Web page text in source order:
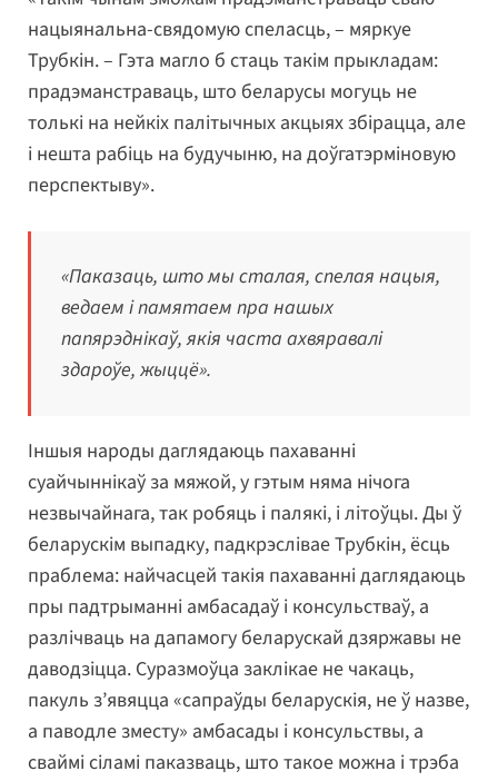
нацыянальна-свядомую спеласць, – мяркуе
Трубкін. – Гэта магло б стаць такім прыкладам:
прадэманстраваць, што беларусы могуць не
толькі на нейкіх палітычных акцыях збірацца, але
і нешта рабіць на будучыню, на доўгатэрміновую
перспектыву».
«Паказаць, што мы сталая, спелая нацыя,
ведаем і памятаем пра нашых
папярэднікаў, якія часта ахвяравалі
здароўе, жыццё».
Іншыя народы даглядаюць пахаванні
суайчыннікаў за мяжой, у гэтым няма нічога
незвычайнага, так робяць і палякі, і літоўцы. Ды ў
беларускім выпадку, падкрэслівае Трубкін, ёсць
праблема: найчасцей такія пахаванні даглядаюць
пры падтрыманні амбасадаў і консульстваў, а
разлічваць на дапамогу беларускай дзяржавы не
даводзіцца. Суразмоўца заклікае не чакаць,
пакуль з’явяцца «сапраўды беларускія, не ў назве,
а паводле зместу» амбасады і консульствы, а
сваймі сіламі паказваць, што такое можна і трэба